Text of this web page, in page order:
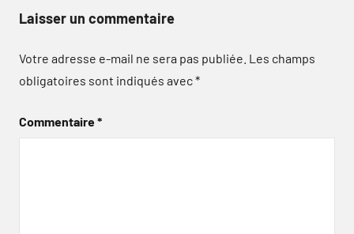
Laisser un commentaire
Votre adresse e-mail ne sera pas publiée. Les champs
obligatoires sont indiqués avec*
Commentaire*